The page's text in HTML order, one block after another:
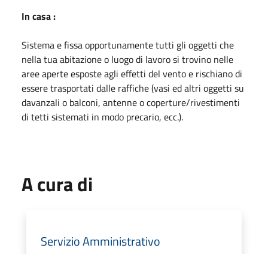
In casa :
Sistema e fissa opportunamente tutti gli oggetti che
nella tua abitazione o luogo di lavoro si trovino nelle
aree aperte esposte agli effetti del vento e rischiano di
essere trasportati dalle raffiche (vasi ed altri oggetti su
davanzali o balconi, antenne o coperture/rivestimenti
di tetti sistemati in modo precario, ecc.).
A cura di
Servizio Amministrativo